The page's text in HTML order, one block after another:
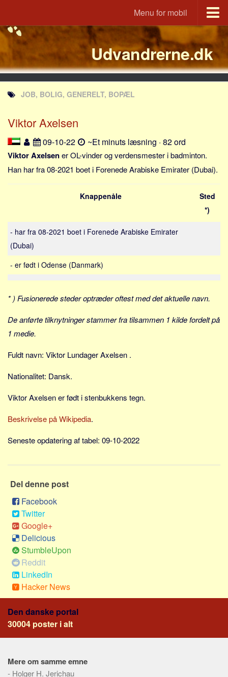
Menu for mobil
Portal
Udvandrerne.dk
Utvandrerne.no
Utvandrarna.se
Tyskland.dk
England.dk
JLKM.dk
Lande
Tyrkiet
Sverige
Norge
Thailand
Italien
Grækenland
Job
Virksomhed
Pension og opsparing
Forbrug
Alle
Aspekter
Køb og salg
Økonomi
Jura og regler
Skatter og afgifter
Statistik
Alle
Meta
Dokumenttyper
Emner
Udvandrerne.dk
JOB, BOLIG, GENERELT, BOPÆL
Viktor Axelsen
09-10-22 ~Et minuts læsning · 82 ord
Viktor Axelsener OL-vinder og verdensmester i badminton.
Han har fra 08-2021 boet i Forenede Arabiske Emirater (Dubai).
Knappenåle
Sted
*)
- har fra 08-2021 boet i Forenede Arabiske Emirater
(Dubai)
- er født i Odense (Danmark)
* ) Fusionerede steder optræder oftest med det aktuelle navn.
De anførte tilknytninger stammer fra tilsammen 1 kilde fordelt på
1 medie.
Fuldt navn: Viktor Lundager Axelsen .
Nationalitet: Dansk.
Viktor Axelsen er født i stenbukkens tegn.
Beskrivelse på Wikipedia.
Seneste opdatering af tabel: 09-10-2022
Del denne post
Facebook
Twitter
Google+
Delicious
StumbleUpon
Reddit
LinkedIn
Hacker News
Den danske portal
30004 poster i alt
Mere om samme emne
- Holger H. Jerichau